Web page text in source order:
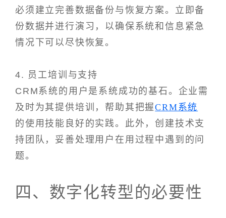
必须建立完善数据备份与恢复方案。立即备
份数据并进行演习，以确保系统和信息紧急
情况下可以尽快恢复。
4. 员工培训与支持
CRM系统的用户是系统成功的基石。企业需
及时为其提供培训，帮助其把握CRM系统
的使用技能良好的实践。此外，创建技术支
持团队，妥善处理用户在用过程中遇到的问
题。
四、数字化转型的必要性